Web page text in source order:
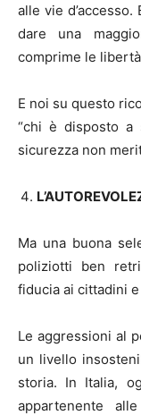
alle vie d’accesso.
dare una
comprime le
E noi su questo
“chi è disposto a
sicurezza non
Ma una buona
poliziotti ben
fiducia ai cittadini
Le aggressioni al
un livello
storia. In Italia,
appartenente